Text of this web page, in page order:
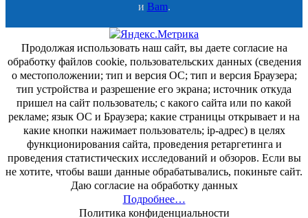
и Bam.
Продолжая использовать наш сайт, вы даете согласие на
обработку файлов cookie, пользовательских данных (сведения
о местоположении; тип и версия ОС; тип и версия Браузера;
тип устройства и разрешение его экрана; источник откуда
пришел на сайт пользователь; с какого сайта или по какой
рекламе; язык ОС и Браузера; какие страницы открывает и на
какие кнопки нажимает пользователь; ip-адрес) в целях
функционирования сайта, проведения ретаргетинга и
проведения статистических исследований и обзоров. Если вы
не хотите, чтобы ваши данные обрабатывались, покиньте сайт.
Даю согласие на обработку данных
Подробнее…
Политика конфиденциальности